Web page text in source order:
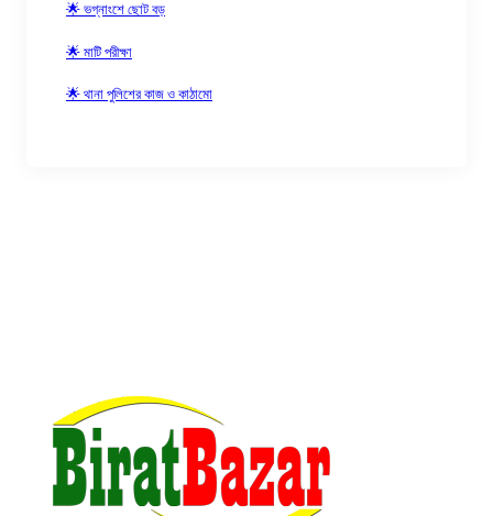
🌟 ভগ্নাংশে ছোট বড়
🌟 মাটি পরীক্ষা
🌟 থানা পুলিশের কাজ ও কাঠামো